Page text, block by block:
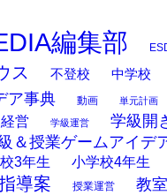
編集部
ス 不登校 中学校
ア事典
動画 単元計画
営 学級運営
学級開
＆授業ゲームアイデ
3年生 小学校4年生
導案 授業運営
教